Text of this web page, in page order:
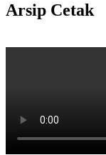
Arsip Cetak